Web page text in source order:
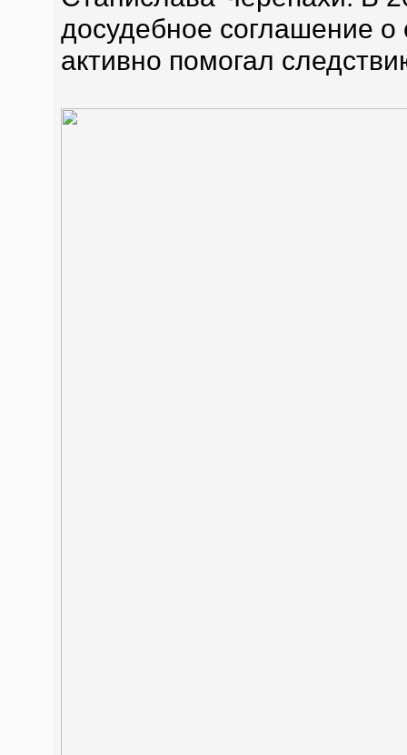
досудебное соглашение о
активно помогал